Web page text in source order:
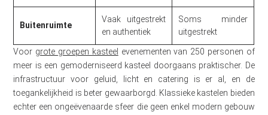
Buitenruimte
Vaak uitgestrekt
en authentiek
Soms minder
uitgestrekt
Voor grote groepen kasteel evenementen van 250 personen of
meer is een gemoderniseerd kasteel doorgaans praktischer. De
infrastructuur voor geluid, licht en catering is er al, en de
toegankelijkheid is beter gewaarborgd. Klassieke kastelen bieden
echter een ongeëvenaarde sfeer die geen enkel modern gebouw